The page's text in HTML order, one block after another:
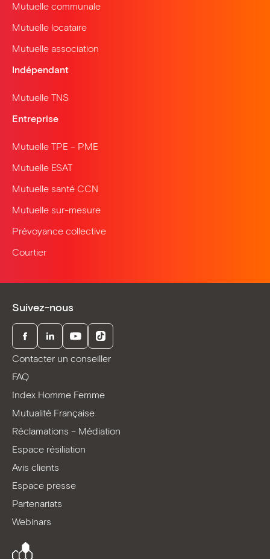
Mutuelle communale
Mutuelle locataire
Mutuelle association
Indépendant
Mutuelle TNS
Entreprise
Mutuelle TPE – PME
Mutuelle ESAT
Mutuelle santé CCN
Mutuelle sur-mesure
Prévoyance collective
Courtier
Suivez-nous
FacebookLinkedInYoutubeTikTok
Contacter un conseiller
FAQ
Index Homme Femme
Mutualité Française
Réclamations – Médiation
Espace résiliation
Avis clients
Espace presse
Partenariats
Webinars